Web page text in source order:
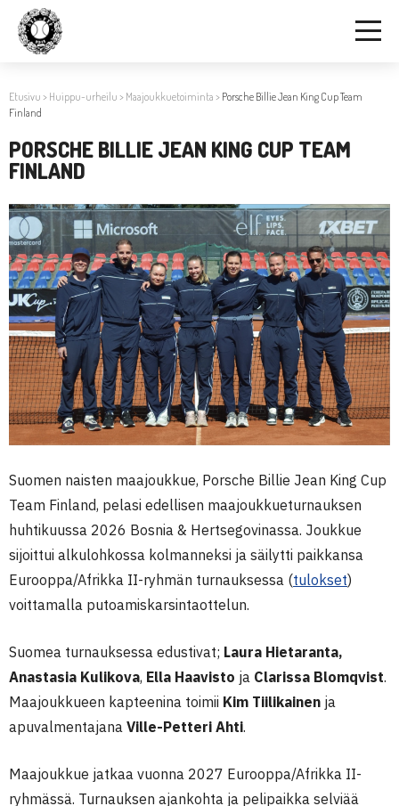
Etusivu > Huippu-urheilu > Maajoukkuetoiminta > Porsche Billie Jean King Cup Team
Finland
PORSCHE BILLIE JEAN KING CUP TEAM
FINLAND
Suomen naisten maajoukkue, Porsche Billie Jean King Cup
Team Finland, pelasi edellisen maajoukkueturnauksen
huhtikuussa 2026 Bosnia & Hertsegovinassa. Joukkue
sijoittui alkulohkossa kolmanneksi ja säilytti paikkansa
Eurooppa/Afrikka II-ryhmän turnauksessa (tulokset)
voittamalla putoamiskarsintaottelun.
Suomea turnauksessa edustivat; Laura Hietaranta,
Anastasia Kulikova, Ella Haavisto ja Clarissa Blomqvist.
Maajoukkueen kapteenina toimii Kim Tiilikainen ja
apuvalmentajana Ville-Petteri Ahti.
Maajoukkue jatkaa vuonna 2027 Eurooppa/Afrikka II-
ryhmässä. Turnauksen ajankohta ja pelipaikka selviää